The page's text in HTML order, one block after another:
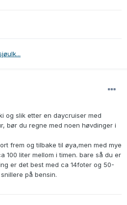
og slik etter en daycruiser med
bør du regne med noen høvdinger i
frem og tilbake til øya,men med mye
100 liter mellom i timen. bare så du er
er det best med ca 14foter og 50-
på bensin.